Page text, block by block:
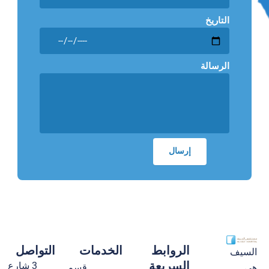
التاريخ
الرسالة
السيف
الروابط
الخدمات التواصل
3 شارع